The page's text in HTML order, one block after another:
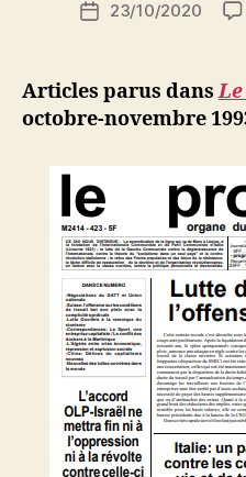
Date23/10/2020
Articles parus dans
octobre-novembre